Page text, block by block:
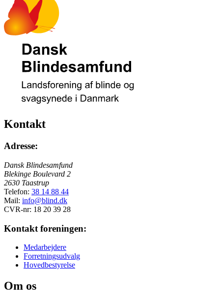
Kontakt
Adresse:
Dansk Blindesamfund
Blekinge Boulevard 2
2630 Taastrup
Telefon: 38 14 88 44
Mail: info@blind.dk
CVR-nr: 18 20 39 28
Kontakt foreningen:
Medarbejdere
Forretningsudvalg
Hovedbestyrelse
Om os